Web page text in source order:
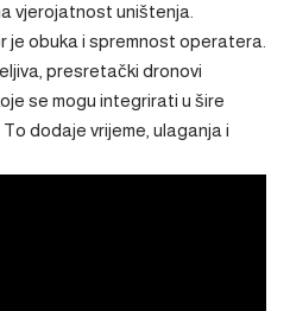
vjerojatnost uništenja.
obuka i spremnost operatera.
presretački dronovi
se mogu integrirati u šire
dodaje vrijeme, ulaganja i